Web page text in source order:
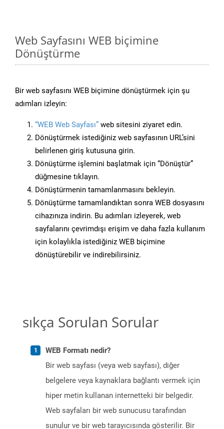
Web Sayfasını WEB biçimine
Dönüştürme
Bir web sayfasını WEB biçimine dönüştürmek için şu
adımları izleyin:
“WEB Web Sayfası” web sitesini ziyaret edin.
Dönüştürmek istediğiniz web sayfasının URL’sini
belirlenen giriş kutusuna girin.
Dönüştürme işlemini başlatmak için “Dönüştür”
düğmesine tıklayın.
Dönüştürmenin tamamlanmasını bekleyin.
Dönüştürme tamamlandıktan sonra WEB dosyasını
cihazınıza indirin. Bu adımları izleyerek, web
sayfalarını çevrimdışı erişim ve daha fazla kullanım
için kolaylıkla istediğiniz WEB biçimine
dönüştürebilir ve indirebilirsiniz.
sıkça Sorulan Sorular
WEB Formatı nedir?
Bir web sayfası (veya web sayfası), diğer
belgelere veya kaynaklara bağlantı vermek için
hiper metin kullanan internetteki bir belgedir.
Web sayfaları bir web sunucusu tarafından
sunulur ve bir web tarayıcısında gösterilir. Bir